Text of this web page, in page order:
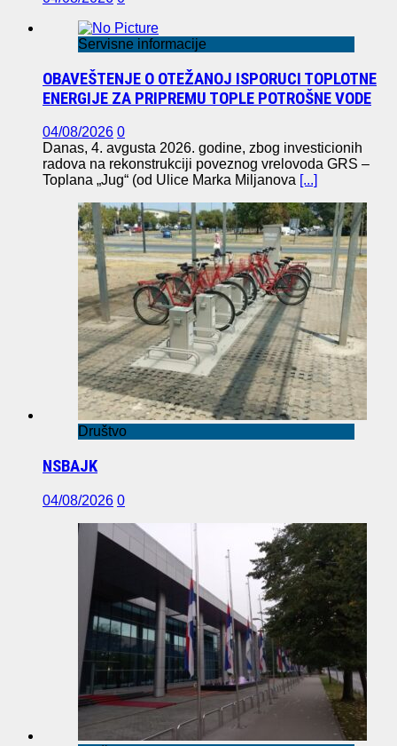
Servisne informacije
OBAVEŠTENJE O OTEŽANOJ ISPORUCI TOPLOTNE
ENERGIJE ZA PRIPREMU TOPLE POTROŠNE VODE
04/08/2026 0
Danas, 4. avgusta 2026. godine, zbog investicionih
radova na rekonstrukciji poveznog vrelovoda GRS –
Toplana „Jug“ (od Ulice Marka Miljanova [...]
Društvo
NSBAJK
04/08/2026 0